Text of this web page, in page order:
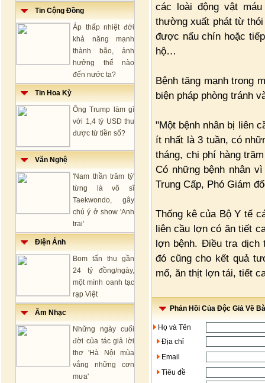
Tin Cộng Đồng
Áp thấp nhiệt đới
khả năng mạnh
thành bão, ảnh
hưởng thế nào
đến nước ta?
Tin Hoa Kỳ
Ông Trump làm gì
với 1,4 tỷ USD thu
được từ tiền số?
Văn Nghệ
'Nam thần trăm tỷ'
từng là võ sĩ
Taekwondo, gây
chú ý ở show 'Anh
trai'
Điện Ảnh
Bom tấn thu gần
24 tỷ đồng/ngày,
một mình oanh tạc
rạp Việt
Âm Nhạc
Những ngày cuối
đời của tác giả lời
thơ 'Hà Nội mùa
vắng những cơn
mưa'
các loài động vật
thường xuất phát từ
được nấu chín hoặc
hộ…
Bệnh tăng mạnh trong
biện pháp phòng tránh
"Một bệnh nhân bị liên
ít nhất là 3 tuần, có
tháng, chi phí hàng
Có những bệnh nhân
Trung Cấp, Phó Giám
Thống kê của Bộ Y tế
liên cầu lợn có ăn tiết
lợn bệnh. Điều tra dịch
đó cũng cho kết quả
mổ, ăn thịt lợn tái, tiết
Phản Hồi Của Độc Giả Về
Họ và Tên
Địa chỉ
Email
Tiêu đề